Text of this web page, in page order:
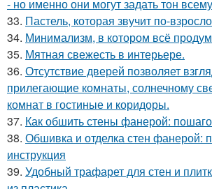
- но именно они могут задать тон
33. Пастель, которая звучит по-
34. Минимализм, в котором всё
35. Мятная свежесть в интерьере.
36. Отсутствие дверей позволяет
прилегающие комнаты, солнечному
комнат в гостиные и коридоры.
37. Как обшить стены фанерой:
38. Обшивка и отделка стен фанерой:
инструкция
39. Удобный трафарет для стен и